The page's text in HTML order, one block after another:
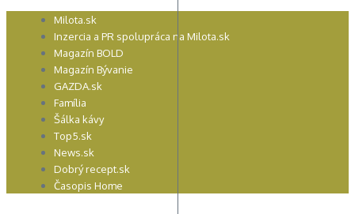
Preskočiť Milota.sk
Inzercia a PR spolupráca na Milota.sk
Magazín BOLD
Magazín Bývanie
GAZDA.sk
Família
Šálka kávy
Top5.sk
News.sk
Dobrý recept.sk
Časopis Home